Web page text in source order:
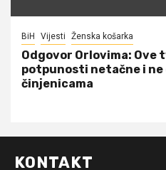
BiH Vijesti Ženska košarka
Odgovor Orlovima: ​Ove
potpunosti netačne i
činjenicama
KONTAKT